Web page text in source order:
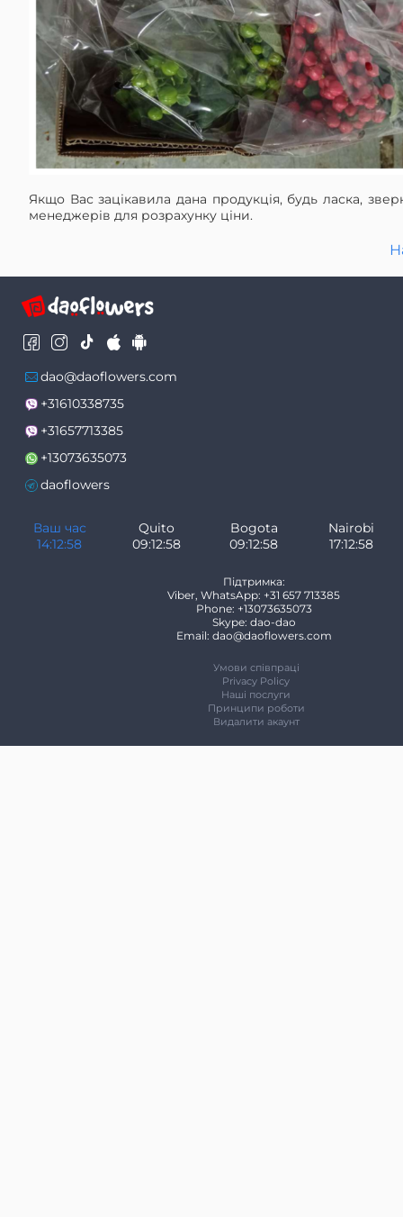
Якщо Вас зацікавила дана продукція, будь ласка,
менеджерів для розрахунку ціни.
dao@daoflowers.com
+31610338735
+31657713385
+13073635073
daoflowers
Ваш час
14:12:58
Quito
09:12:58
Bogota
09:12:58
Nairobi
17:12:58
Підтримка:
Viber, WhatsApp: +31 657 713385
Phone: +13073635073
Skype: dao-dao
Email: dao@daoflowers.com
Умови співпраці
Privacy Policy
Наші послуги
Принципи роботи
Видалити акаунт